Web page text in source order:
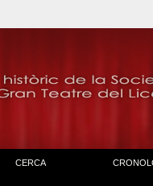
CERCA